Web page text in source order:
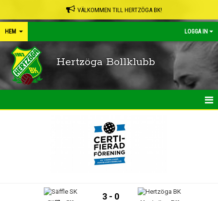
VÄLKOMMEN TILL HERTZÖGA BK!
HEM LOGGA IN
Hertzöga Bollklubb
3 - 0